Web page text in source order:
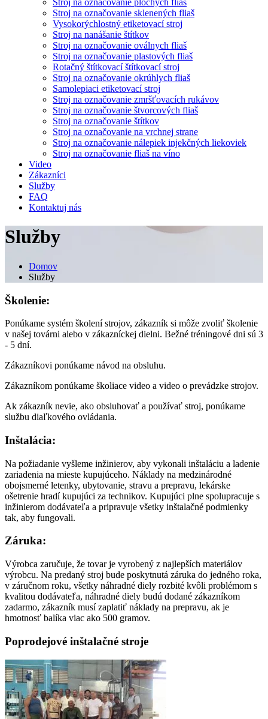
Stroj na označovanie plochých fliaš
Stroj na označovanie sklenených fliaš
Vysokorýchlostný etiketovací stroj
Stroj na nanášanie štítkov
Stroj na označovanie oválnych fliaš
Stroj na označovanie plastových fliaš
Rotačný štítkovací štítkovací stroj
Stroj na označovanie okrúhlych fliaš
Samolepiaci etiketovací stroj
Stroj na označovanie zmršťovacích rukávov
Stroj na označovanie štvorcových fliaš
Stroj na označovanie štítkov
Stroj na označovanie na vrchnej strane
Stroj na označovanie nálepiek injekčných liekoviek
Stroj na označovanie fliaš na víno
Video
Zákazníci
Služby
FAQ
Kontaktuj nás
Služby
Domov
Služby
Školenie:
Ponúkame systém školení strojov, zákazník si môže zvoliť školenie
v našej továrni alebo v zákazníckej dielni. Bežné tréningové dni sú 3
- 5 dní.
Zákazníkovi ponúkame návod na obsluhu.
Zákazníkom ponúkame školiace video a video o prevádzke strojov.
Ak zákazník nevie, ako obsluhovať a používať stroj, ponúkame
službu diaľkového ovládania.
Inštalácia:
Na požiadanie vyšleme inžinierov, aby vykonali inštaláciu a ladenie
zariadenia na mieste kupujúceho. Náklady na medzinárodné
obojsmerné letenky, ubytovanie, stravu a prepravu, lekárske
ošetrenie hradí kupujúci za technikov. Kupujúci plne spolupracuje s
inžinierom dodávateľa a pripravuje všetky inštalačné podmienky
tak, aby fungovali.
Záruka:
Výrobca zaručuje, že tovar je vyrobený z najlepších materiálov
výrobcu. Na predaný stroj bude poskytnutá záruka do jedného roka,
v záručnom roku, všetky náhradné diely rozbité kvôli problémom s
kvalitou dodávateľa, náhradné diely budú dodané zákazníkom
zadarmo, zákazník musí zaplatiť náklady na prepravu, ak je
hmotnosť balíka viac ako 500 gramov.
Poprodejové inštalačné stroje